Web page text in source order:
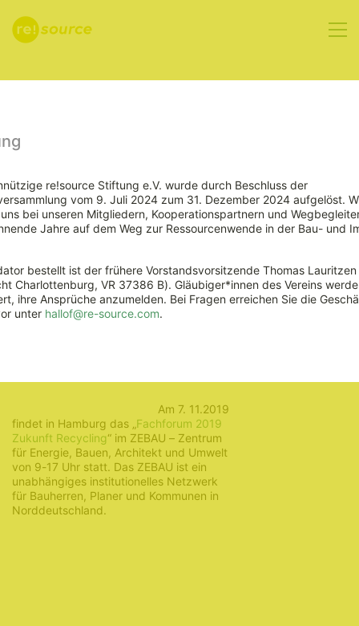
7.11.2019 –
2019 Zukunft
Recycling
Am 7. 11.2019
findet in Hamburg das „ Fachforum 2019
Zukunft Recycling“ im ZEBAU – Zentrum
für Energie, Bauen, Architekt und Umwelt
von 9-17 Uhr statt. Das ZEBAU ist ein
unabhängiges institutionelles Netzwerk
für Bauherren, Planer und Kommunen in
Norddeutschland.
re!source Stiftung e.V. wurde durch Beschluss der
vom 9. Juli 2024 zum 31. Dezember 2024 aufgelöst.
bei unseren Mitgliedern, Kooperationspartnern und
Jahre auf dem Weg zur Ressourcenwende in der Bau- und
bestellt ist der frühere Vorstandsvorsitzende Thomas Lauritzen
Charlottenburg, VR 37386 B). Gläubiger*innen des Vereins
ihre Ansprüche anzumelden. Bei Fragen erreichen Sie die
unter hallof@re-source.com.